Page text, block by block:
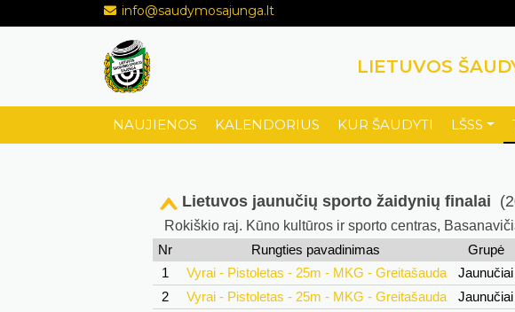
info@saudymosajunga.lt
LIETUVOS
NAUJIENOS KALENDORIUS KUR ŠAUDYTI LŠSS
Lietuvos jaunučių sporto žaidynių finalai
Rokiškio raj. Kūno kultūros ir sporto centras,
Nr
Rungties pavadinimas Grupė
1
Vyrai - Pistoletas - 25m - MKG - Greitašauda Jaunučiai
2
Vyrai - Pistoletas - 25m - MKG - Greitašauda Jaunučiai